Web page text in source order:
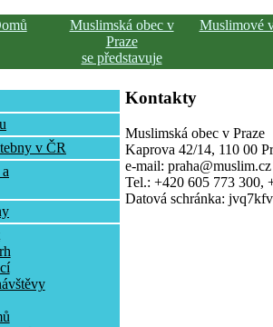
Muslimská obec v
Praze
se představuje
Muslimové
v ČR
Kontakty
Muslimská obec v Praze
Kaprova 42/14, 110 00
e-mail: praha@muslim.cz
Tel.: +420 605 773 300,
Datová schránka: jvq7kfv